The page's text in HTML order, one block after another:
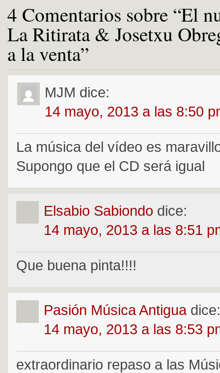
4 Comentarios sobre “El
La Ritirata & Josetxu
a la venta”
MJM dice:
14 mayo, 2013 a las 8:50
La música del vídeo es
Supongo que el CD será igual
Elsabio Sabiondo dice:
14 mayo, 2013 a las 8:51
Que buena pinta!!!!
Pasión Música Antigua dice:
14 mayo, 2013 a las 8:53
extraordinario repaso a las